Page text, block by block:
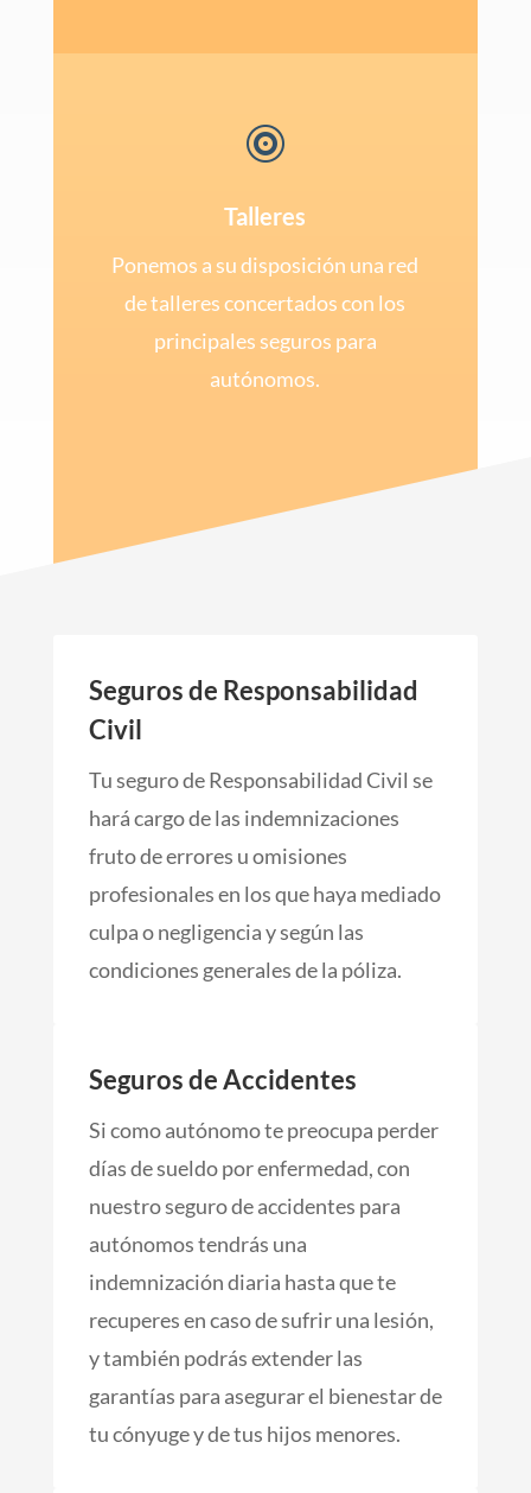

Talleres
Ponemos a su disposición una red
de talleres concertados con los
principales seguros para
autónomos.
Seguros de Responsabilidad
Civil
Tu seguro de Responsabilidad Civil se
hará cargo de las indemnizaciones
fruto de errores u omisiones
profesionales en los que haya mediado
culpa o negligencia y según las
condiciones generales de la póliza.
Seguros de Accidentes
Si como autónomo te preocupa perder
días de sueldo por enfermedad, con
nuestro seguro de accidentes para
autónomos tendrás una
indemnización diaria hasta que te
recuperes en caso de sufrir una lesión,
y también podrás extender las
garantías para asegurar el bienestar de
tu cónyuge y de tus hijos menores.